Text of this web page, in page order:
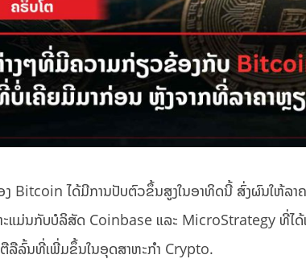
ງ Bitcoin ໄດ້ມີການປັບຕົວຂຶ້ນສູງໃນອາທິດນີ້ ສົ່ງຜົນໃຫ້ລ
ະແມ່ນກັບບໍລິສັດ Coinbase ແລະ MicroStrategy ທີ່ໄ
ຕືລືລົ້ນທີ່ເພີ່ມຂຶ້ນໃນອຸດສາຫະກຳ Crypto.